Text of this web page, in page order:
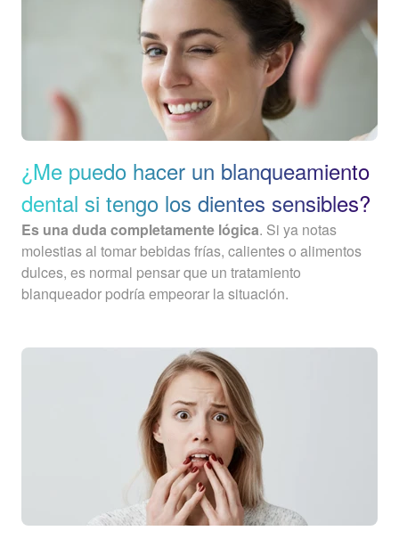
¿Me puedo hacer un blanqueamiento
dental si tengo los dientes sensibles?
Es una duda completamente lógica. Si ya notas
molestias al tomar bebidas frías, calientes o alimentos
dulces, es normal pensar que un tratamiento
blanqueador podría empeorar la situación.